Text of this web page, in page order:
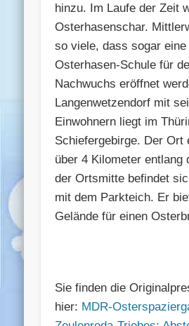
hinzu. Im Laufe der Zeit
Osterhasenschar.
so viele, dass sogar eine
Osterhasen-Schule für
Nachwuchs eröffnet
Langenwetzendorf mit
Einwohnern liegt im
Schiefergebirge. Der
über 4 Kilometer entlang
der Ortsmitte befindet
mit dem Parkteich. Er
Gelände für einen
Sie finden die
hier: MDR-